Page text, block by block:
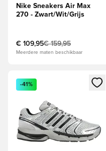
Nike Sneakers Air Max
270 - Zwart/Wit/Grijs
€ 109,95€ 159,95
Meerdere maten beschikbaar
Opent een venster om in
-41%